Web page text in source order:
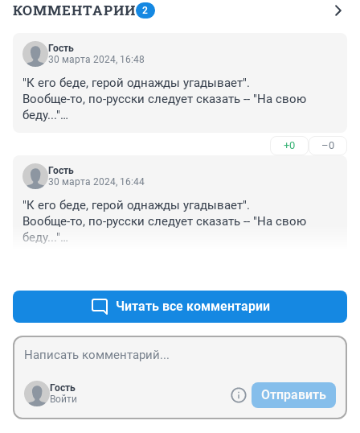
КОММЕНТАРИИ 2
Гость
30 марта 2024, 16:48
"К его беде, герой однажды угадывает".
Вообще-то, по-русски следует сказать -- "На свою
беду..."
И придержите мышку у модератора... )))
+0 –0
Гость
30 марта 2024, 16:44
"К его беде, герой однажды угадывает".
Вообще-то, по-русски следует сказать -- "На свою
беду..."
Читать все комментарии
Гость
Войти
Отправить